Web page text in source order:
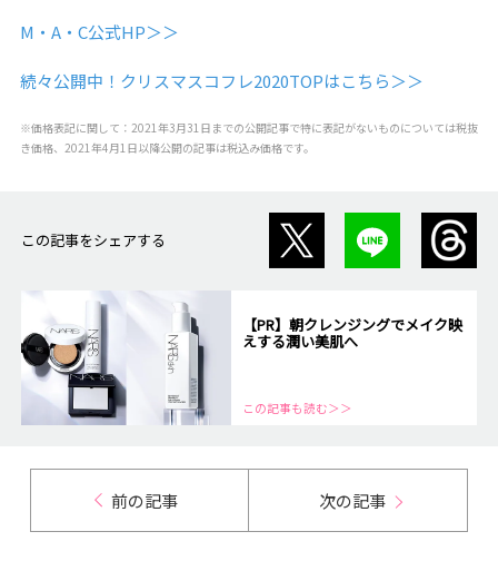
M・A・C公式HP＞＞
続々公開中！クリスマスコフレ2020TOPはこちら＞＞
※価格表記に関して：2021年3月31日までの公開記事で特に表記がないものについては税抜
き価格、2021年4月1日以降公開の記事は税込み価格です。
この記事をシェアする
【PR】朝クレンジングでメイク映
えする潤い美肌へ
この記事も読む＞＞
前の記事 次の記事